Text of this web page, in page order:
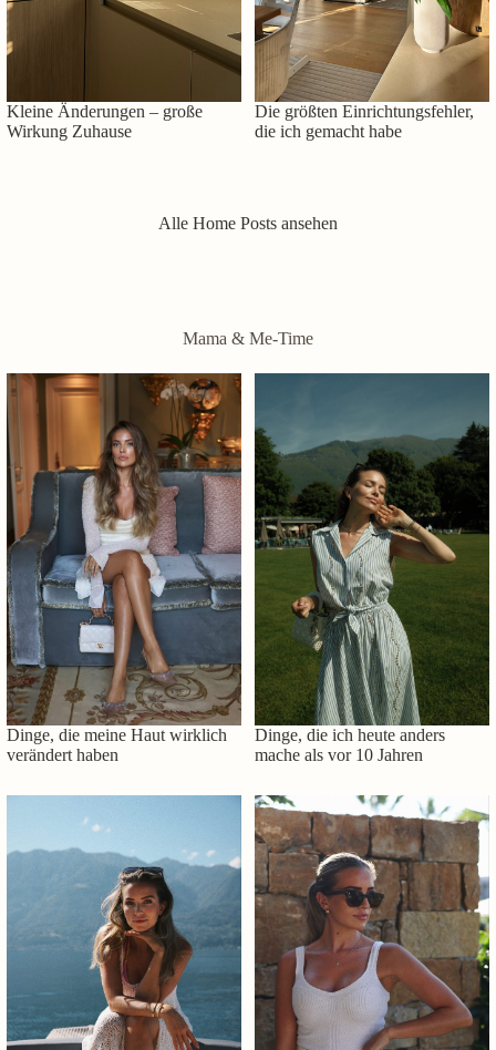
Kleine Änderungen – große
Wirkung Zuhause
Die größten Einrichtungsfehler,
die ich gemacht habe
Alle Home Posts ansehen
Mama & Me-Time
Dinge, die meine Haut wirklich
verändert haben
Dinge, die ich heute anders
mache als vor 10 Jahren